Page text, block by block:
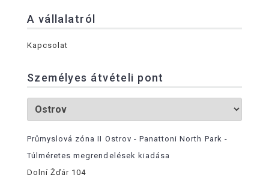
A vállalatról
Kapcsolat
Személyes átvételi pont
Průmyslová zóna II Ostrov - Panattoni North Park -
Túlméretes megrendelések kiadása
Dolní Žďár 104